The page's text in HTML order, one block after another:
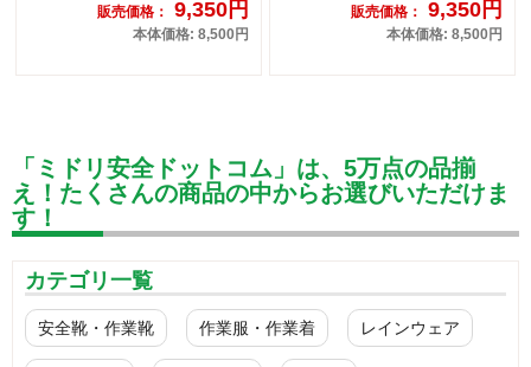
販売価格： 9,350円
本体価格: 8,500円
販売価格： 9,350円
本体価格: 8,500円
「ミドリ安全ドットコム」は、5万点の品揃
え！たくさんの商品の中からお選びいただけま
す！
カテゴリ一覧
安全靴・作業靴 作業服・作業着 レインウェア